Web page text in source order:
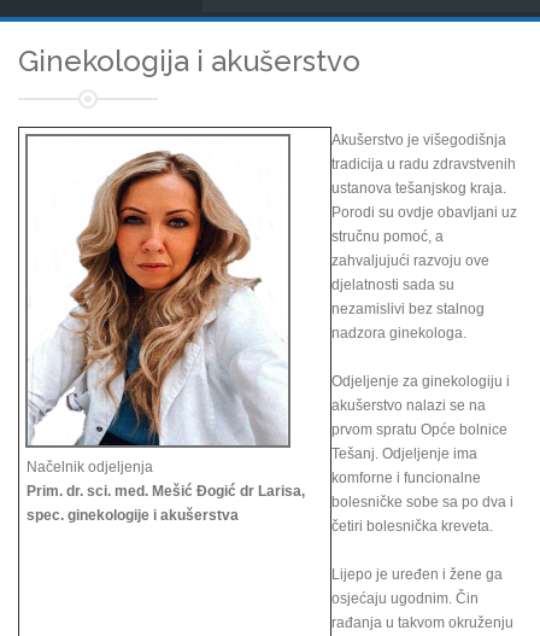
Ginekologija i akušerstvo
Načelnik odjeljenja
Prim. dr. sci. med. Mešić Đogić dr Larisa,
spec. ginekologije i akušerstva
Akušerstvo je višegodišnja
tradicija u radu zdravstvenih
ustanova tešanjskog kraja.
Porodi su ovdje obavljani uz
stručnu pomoć, a
zahvaljujući razvoju ove
djelatnosti sada su
nezamislivi bez stalnog
nadzora ginekologa.
Odjeljenje za ginekologiju i
akušerstvo nalazi se na
prvom spratu Opće bolnice
Tešanj. Odjeljenje ima
komforne i funcionalne
bolesničke sobe sa po dva i
četiri bolesnička kreveta.
Lijepo je uređen i žene ga
osjećaju ugodnim. Čin
rađanja u takvom okruženju